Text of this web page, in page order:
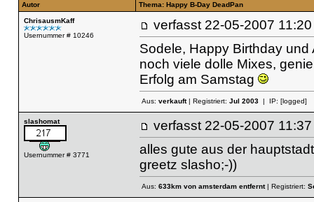
Autor Thema: Happy B-Day DeadPan
ChrisausmKaff
Usernummer # 10246
verfasst 22-05-2007
Sodele, Happy Birthday
noch viele dolle Mixes,
Erfolg am Samstag
Aus: verkauft| Registriert: Jul 2003| IP: [logged]
slashomat
Usernummer # 3771
verfasst 22-05-2007
alles gute aus der
greetz slasho;-))
Aus: 633km von amsterdam entfernt| Registriert: